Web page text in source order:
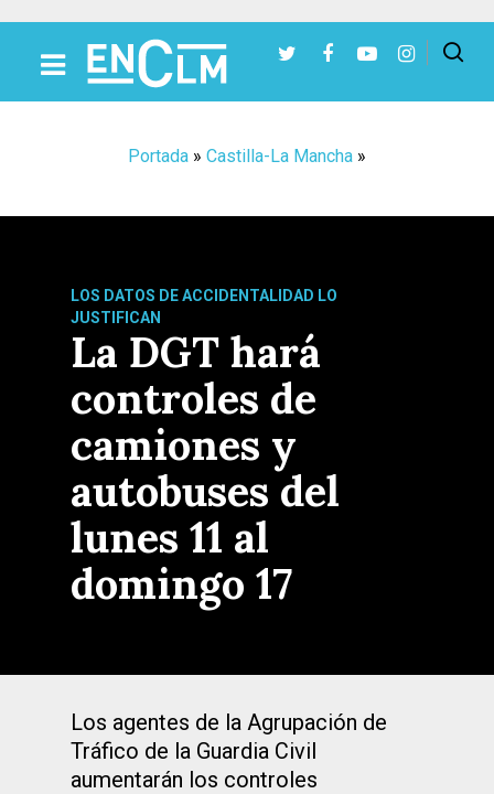
Portada » Castilla-La Mancha »
LOS DATOS DE ACCIDENTALIDAD LO
JUSTIFICAN
La DGT hará
controles de
camiones y
autobuses del
lunes 11 al
domingo 17
Los agentes de la Agrupación de
Tráfico de la Guardia Civil
aumentarán los controles